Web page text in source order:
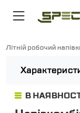
Літній робочий
В